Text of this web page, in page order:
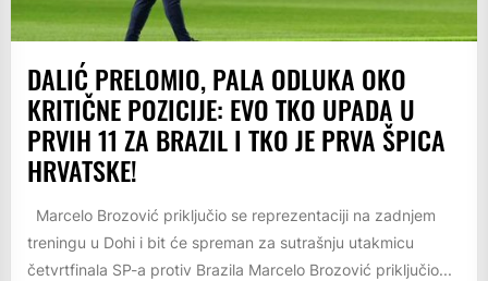
DALIĆ PRELOMIO, PALA ODLUKA OKO
KRITIČNE POZICIJE: EVO TKO UPADA U
PRVIH 11 ZA BRAZIL I TKO JE PRVA ŠPICA
HRVATSKE!
Marcelo Brozović priključio se reprezentaciji na zadnjem
treningu u Dohi i bit će spreman za sutrašnju utakmicu
četvrtfinala SP-a protiv Brazila Marcelo Brozović priključio...